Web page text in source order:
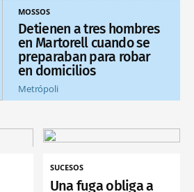
MOSSOS
Detienen a tres hombres
en Martorell cuando se
preparaban para robar
en domicilios
Metrópoli
SUCESOS
Una fuga obliga a